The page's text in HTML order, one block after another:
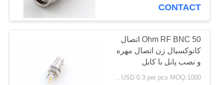
CONTACT
50 Ohm RF BNC اتصال
کانوکسیال زن اتصال مهره
و نصب پانل با کابل
USD 0.3 per pcs MOQ:1000 عدد